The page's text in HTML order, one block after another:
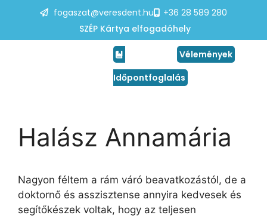
fogaszat@veresdent.hu
+36 28 589 280
SZÉP Kártya elfogadóhely
Időpontfoglalás
Vélemények
Halász Annamária
Nagyon féltem a rám váró beavatkozástól, de a
doktornő és asszisztense annyira kedvesek és
segítőkészek voltak, hogy az teljesen